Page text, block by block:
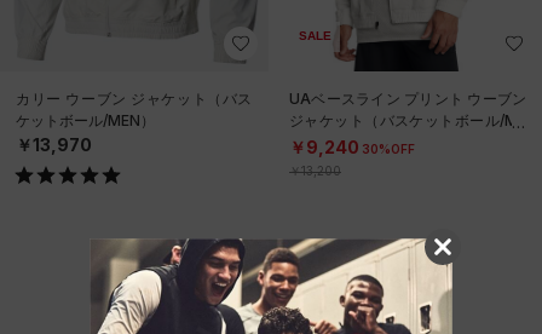
カリー ウーブン ジャケット（バス
ケットボール/MEN）
￥13,970
SALE
UAベースライン プリント ウーブン
ジャケット（バスケットボール/ME
N）
￥9,240 30%OFF
￥13,200
他のおすすめアイテム